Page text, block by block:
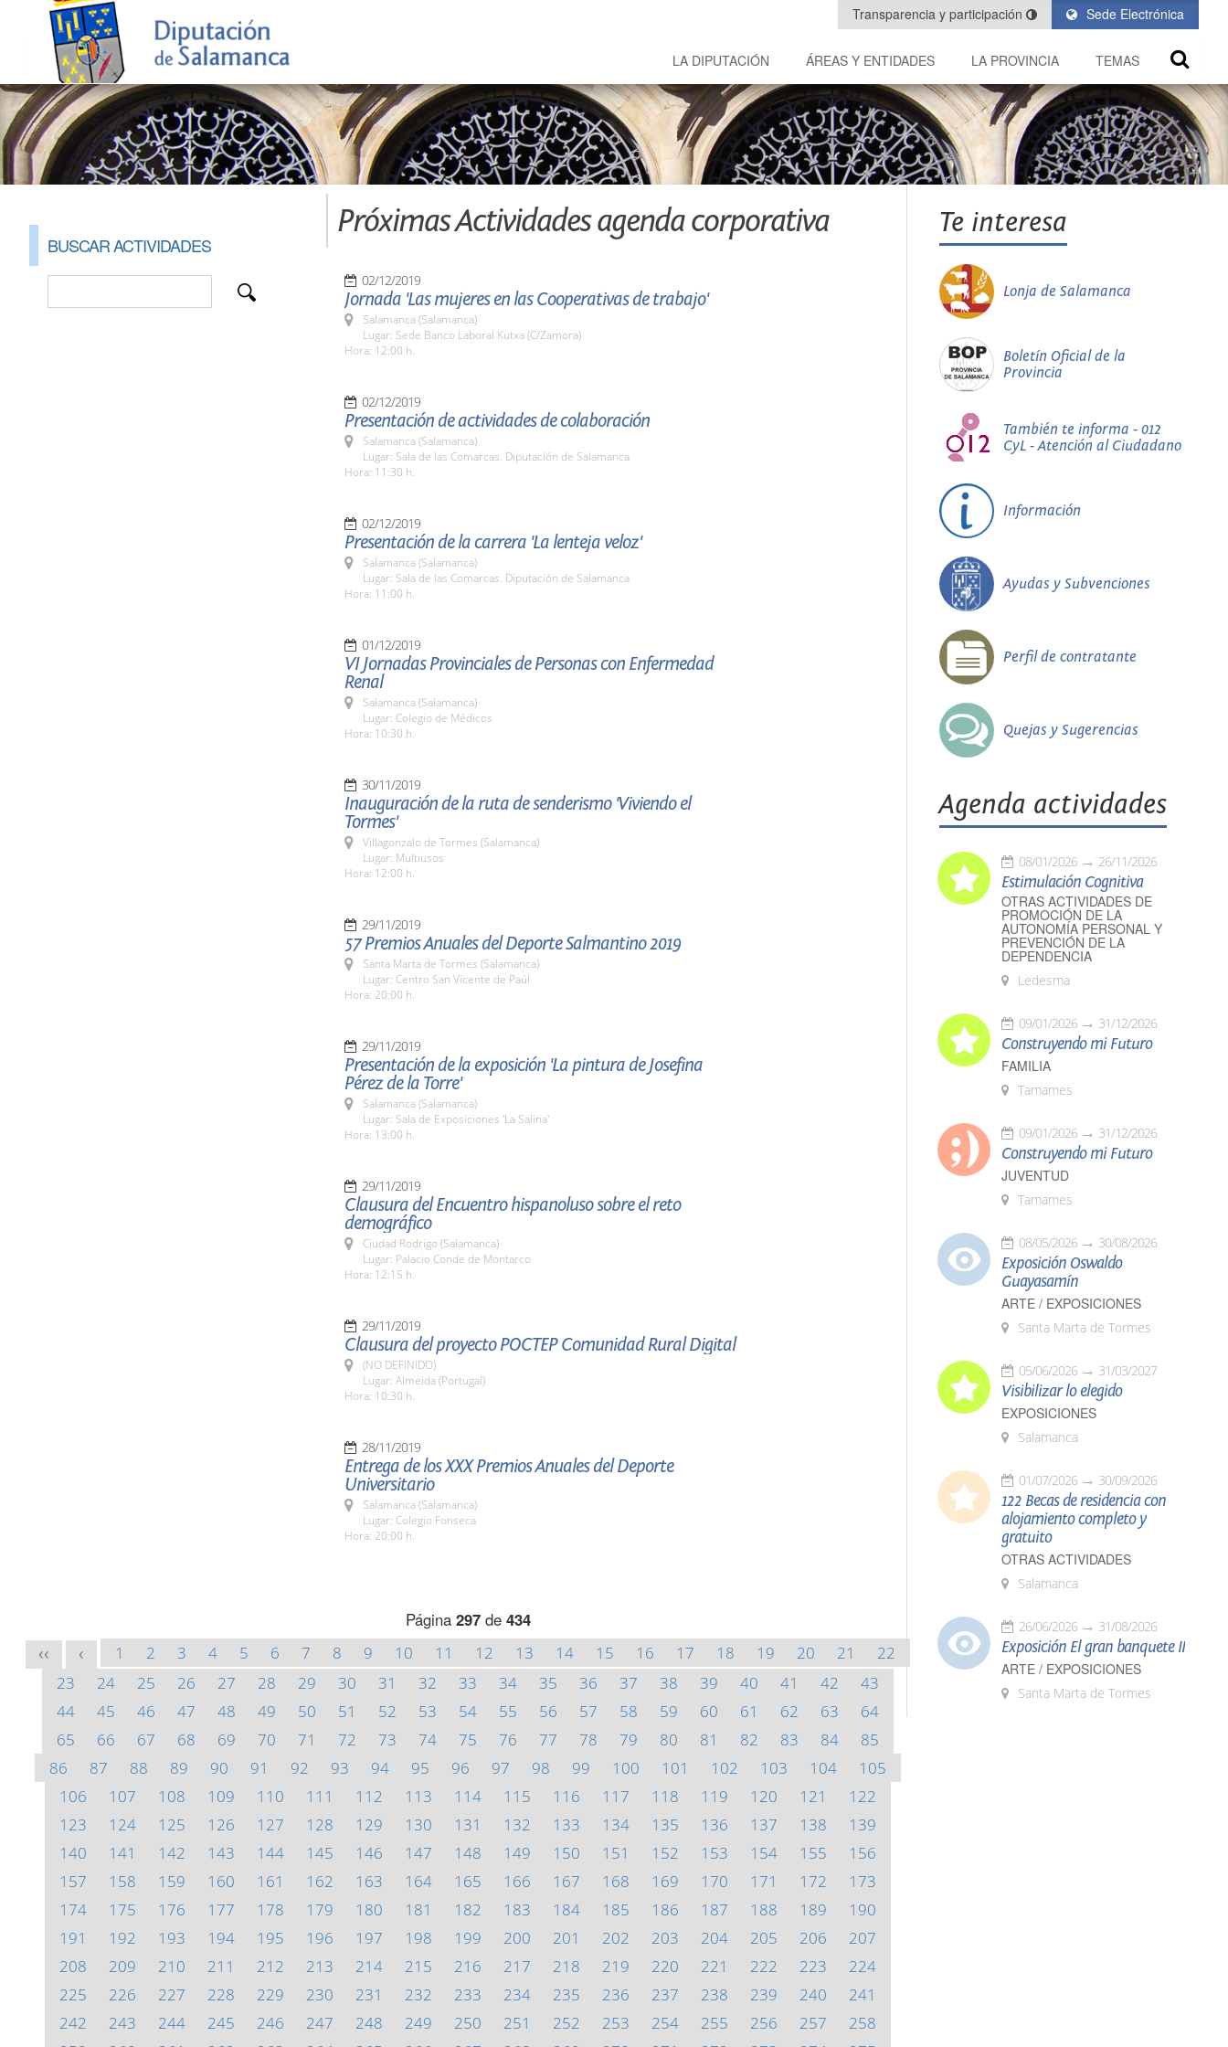
Sede Electrónica
Transparencia y participación
LA DIPUTACIÓN ÁREAS Y ENTIDADES LA PROVINCIA TEMAS
BUSCAR ACTIVIDADES
Próximas Actividades agenda corporativa
02/12/2019
Jornada 'Las mujeres en las Cooperativas de trabajo'
Salamanca (Salamanca)
Lugar: Sede Banco Laboral Kutxa (C/Zamora)
Hora: 12:00 h.
02/12/2019
Presentación de actividades de colaboración
Salamanca (Salamanca)
Lugar: Sala de las Comarcas. Diputación de Salamanca
Hora: 11:30 h.
02/12/2019
Presentación de la carrera 'La lenteja veloz'
Salamanca (Salamanca)
Lugar: Sala de las Comarcas. Diputación de Salamanca
Hora: 11:00 h.
01/12/2019
VI Jornadas Provinciales de Personas con Enfermedad
Renal
Salamanca (Salamanca)
Lugar: Colegio de Médicos
Hora: 10:30 h.
30/11/2019
Inauguración de la ruta de senderismo 'Viviendo el
Tormes'
Villagonzalo de Tormes (Salamanca)
Lugar: Multiusos
Hora: 12:00 h.
29/11/2019
57 Premios Anuales del Deporte Salmantino 2019
Santa Marta de Tormes (Salamanca)
Lugar: Centro San Vicente de Paúl
Hora: 20:00 h.
29/11/2019
Presentación de la exposición 'La pintura de Josefina
Pérez de la Torre'
Salamanca (Salamanca)
Lugar: Sala de Exposiciones 'La Salina'
Hora: 13:00 h.
29/11/2019
Clausura del Encuentro hispanoluso sobre el reto
demográfico
Ciudad Rodrigo (Salamanca)
Lugar: Palacio Conde de Montarco
Hora: 12:15 h.
29/11/2019
Clausura del proyecto POCTEP Comunidad Rural Digital
(NO DEFINIDO)
Lugar: Almeida (Portugal)
Hora: 10:30 h.
28/11/2019
Entrega de los XXX Premios Anuales del Deporte
Universitario
Salamanca (Salamanca)
Lugar: Colegio Fonseca
Hora: 20:00 h.
Página 297de 434
<< < 1 2 3 4 5 6 7 8 9 10 11 12 13 14 15 16 17 18 19 20 21
22
23
24 25 26 27 28 29 30 31 32 33 34 35 36 37 38 39 40 41 42
43
44
45 46 47 48 49 50 51 52 53 54 55 56 57 58 59 60 61 62 63
64
65
66 67 68 69 70 71 72 73 74 75 76 77 78 79 80 81 82 83 84
85
86
87 88 89 90 91 92 93 94 95 96 97 98 99 100 101 102 103 104
105
106
107 108 109 110 111 112 113 114 115 116 117 118 119 120 121
122
123
124 125 126 127 128 129 130 131 132 133 134 135 136 137 138
139
140
141 142 143 144 145 146 147 148 149 150 151 152 153 154 155
156
157
158 159 160 161 162 163 164 165 166 167 168 169 170 171 172
173
174
175 176 177 178 179 180 181 182 183 184 185 186 187 188 189
190
191
192 193 194 195 196 197 198 199 200 201 202 203 204 205 206
207
208
209 210 211 212 213 214 215 216 217 218 219 220 221 222 223
224
225
226 227 228 229 230 231 232 233 234 235 236 237 238 239 240
241
242
243 244 245 246 247 248 249 250 251 252 253 254 255 256 257
258
Te interesa
Lonja de Salamanca
Boletín Oficial de la
Provincia
También te informa - 012
CyL - Atención al Ciudadano
Información
Ayudas y Subvenciones
Perfil de contratante
Quejas y Sugerencias
Agenda actividades
08/01/2026 26/11/2026
Estimulación Cognitiva
OTRAS ACTIVIDADES DE
PROMOCIÓN DE LA
AUTONOMÍA PERSONAL Y
PREVENCIÓN DE LA
DEPENDENCIA
Ledesma
09/01/2026 31/12/2026
Construyendo mi Futuro
FAMILIA
Tamames
09/01/2026 31/12/2026
Construyendo mi Futuro
JUVENTUD
Tamames
08/05/2026 30/08/2026
Exposición Oswaldo
Guayasamín
ARTE / EXPOSICIONES
Santa Marta de Tormes
05/06/2026 31/03/2027
Visibilizar lo elegido
EXPOSICIONES
Salamanca
01/07/2026 30/09/2026
122 Becas de residencia con
alojamiento completo y
gratuito
OTRAS ACTIVIDADES
Salamanca
26/06/2026 31/08/2026
Exposición El gran banquete II
ARTE / EXPOSICIONES
Santa Marta de Tormes